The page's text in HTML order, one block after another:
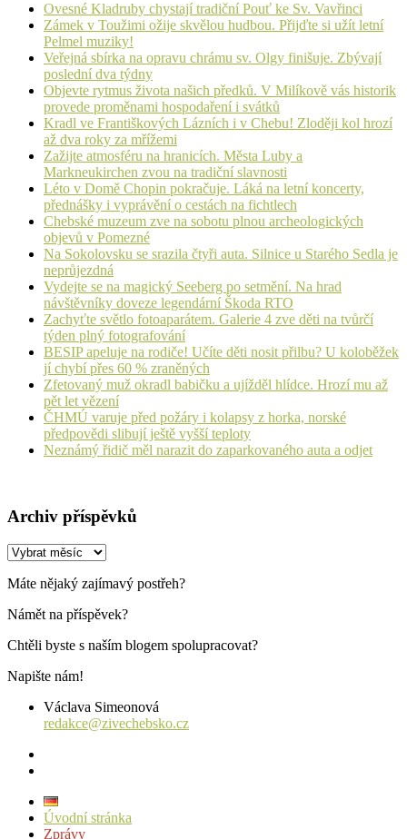
Ovesné Kladruby chystají tradiční Pouť ke Sv. Vavřinci
Zámek v Toužimi ožije skvělou hudbou. Přijďte si užít letní
Pelmel muziky!
Veřejná sbírka na opravu chrámu sv. Olgy finišuje. Zbývají
poslední dva týdny
Objevte rytmus života našich předků. V Milíkově vás historik
provede proměnami hospodaření i svátků
Kradl ve Františkových Lázních i v Chebu! Zloději kol hrozí
až dva roky za mřížemi
Zažijte atmosféru na hranicích. Města Luby a
Markneukirchen zvou na tradiční slavnosti
Léto v Domě Chopin pokračuje. Láká na letní koncerty,
přednášky i vyprávění o cestách na fichtlech
Chebské muzeum zve na sobotu plnou archeologických
objevů v Pomezné
Na Sokolovsku se srazila čtyři auta. Silnice u Starého Sedla je
neprůjezdná
Vydejte se na magický Seeberg po setmění. Na hrad
návštěvníky doveze legendární Škoda RTO
Zachyťte světlo fotoaparátem. Galerie 4 zve děti na tvůrčí
týden plný fotografování
BESIP apeluje na rodiče! Učíte děti nosit přilbu? U koloběžek
jí chybí přes 60 % zraněných
Zfetovaný muž okradl babičku a ujížděl hlídce. Hrozí mu až
pět let vězení
ČHMÚ varuje před požáry i kolapsy z horka, norské
předpovědi slibují ještě vyšší teploty
Neznámý řidič měl narazit do zaparkovaného auta a odjet
Archiv příspěvků
Archiv
Máte nějaký zajímavý postřeh?
Námět na příspěvek?
Chtěli byste s naším blogem spolupracovat?
Napište nám!
Václava Simeonová
redakce@zivechebsko.cz
Úvodní stránka
Zprávy